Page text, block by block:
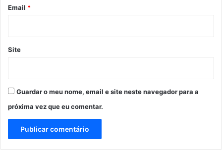
*
Email *
Site
Guardar o meu nome, email e site neste navegador para a
próxima vez que eu comentar.